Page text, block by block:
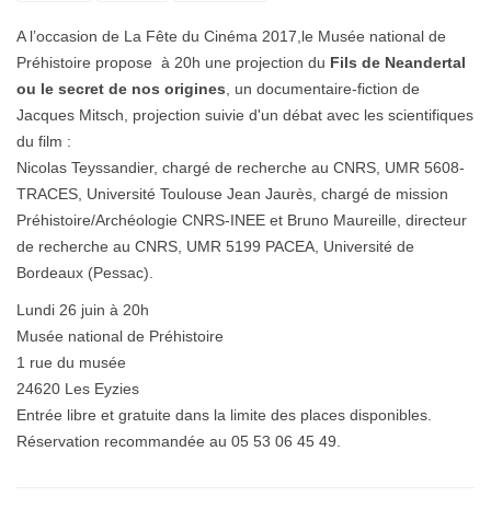
A l’occasion de La Fête du Cinéma 2017,le Musée national de
Préhistoire propose à 20h une projection du Fils de Neandertal
ou le secret de nos origines , un documentaire-fiction de
Jacques Mitsch, projection suivie d'un débat avec les scientifiques
du film :
Nicolas Teyssandier, chargé de recherche au CNRS, UMR 5608-
TRACES, Université Toulouse Jean Jaurès, chargé de mission
Préhistoire/Archéologie CNRS-INEE et Bruno Maureille, directeur
de recherche au CNRS, UMR 5199 PACEA, Université de
Bordeaux (Pessac).
Lundi 26 juin à 20h
Musée national de Préhistoire
1 rue du musée
24620 Les Eyzies
Entrée libre et gratuite dans la limite des places disponibles.
Réservation recommandée au 05 53 06 45 49.